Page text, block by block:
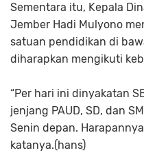
Sementara itu, Kepala
Jember Hadi Mulyono
satuan pendidikan di
diharapkan mengikuti
“Per hari ini dinyakatan
jenjang PAUD, SD, dan
Senin depan.
katanya.(hans)